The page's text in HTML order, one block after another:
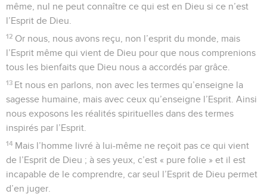
même, nul ne peut connaître ce qui est en Dieu si ce n’est
l’Esprit de Dieu.
12 Or nous, nous avons reçu, non l’esprit du monde, mais
l’Esprit même qui vient de Dieu pour que nous comprenions
tous les bienfaits que Dieu nous a accordés par grâce.
13 Et nous en parlons, non avec les termes qu’enseigne la
sagesse humaine, mais avec ceux qu’enseigne l’Esprit. Ainsi
nous exposons les réalités spirituelles dans des termes
inspirés par l’Esprit.
14 Mais l’homme livré à lui-même ne reçoit pas ce qui vient
de l’Esprit de Dieu ; à ses yeux, c’est « pure folie » et il est
incapable de le comprendre, car seul l’Esprit de Dieu permet
d’en juger.